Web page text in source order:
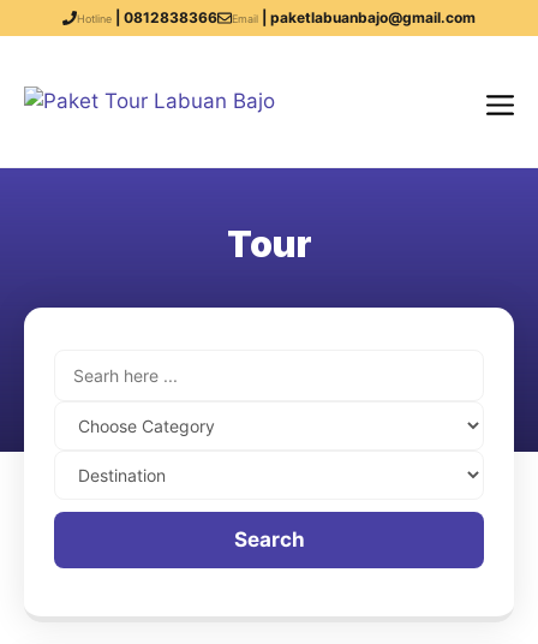
Hotline | 0812838366 Email | paketlabuanbajo@gmail.com
Tour
Search